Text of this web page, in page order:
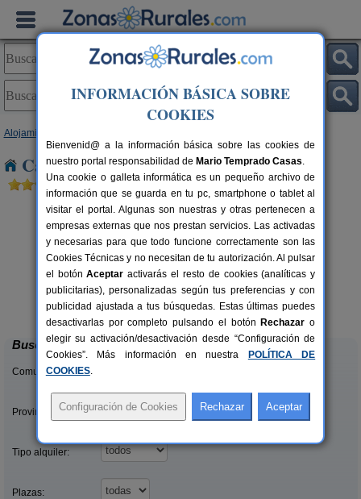
Alojamientos
Casas Rurales cerca de Poo de Llanes
12-22+3 pers.
desde30 €
La Llosuca
San Pedro de Ambás (Asturias)
Buscar
Comunidades:
Provincias/Islas:
Tipo alquiler:
Plazas:
INFORMACIÓN BÁSICA SOBRE
COOKIES
Bienvenid@ a la información básica sobre las cookies de
nuestro portal responsabilidad de Mario Temprado Casas.
Una cookie o galleta informática es un pequeño archivo de
información que se guarda en tu pc, smartphone o tablet al
visitar el portal. Algunas son nuestras y otras pertenecen a
empresas externas que nos prestan servicios. Las activadas
y necesarias para que todo funcione correctamente son las
Cookies Técnicas y no necesitan de tu autorización. Al pulsar
el botónAceptar activarás el resto de cookies (analíticas y
publicitarias), personalizadas según tus preferencias y con
publicidad ajustada a tus búsquedas. Estas últimas puedes
desactivarlas por completo pulsando el botón Rechazar o
elegir su activación/desactivación desde “Configuración de
Cookies”. Más información en nuestra
POLÍTICA DE
COOKIES.